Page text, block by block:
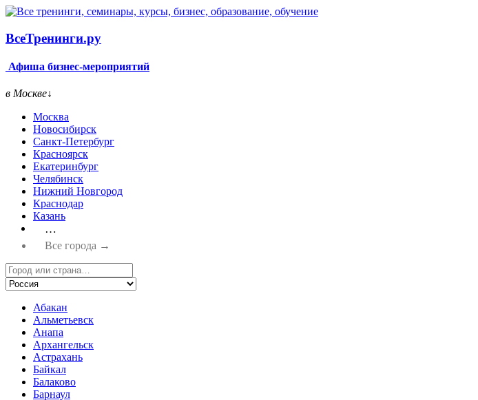
ВсеТренинги.ру
Афиша бизнес-мероприятий
в Москве↓
Москва
Новосибирск
Санкт-Петербург
Красноярск
Екатеринбург
Челябинск
Нижний Новгород
Краснодар
Казань
…
Все города →
Абакан
Альметьевск
Анапа
Архангельск
Астрахань
Байкал
Балаково
Барнаул